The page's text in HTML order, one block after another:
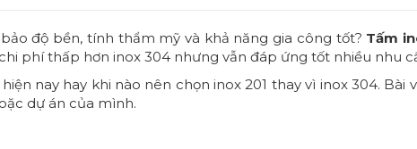
độ bền, tính thẩm mỹ và khả năng gia công tốt? Tấm
phí thấp hơn inox 304 nhưng vẫn đáp ứng tốt nhiều nhu
nay hay khi nào nên chọn inox 201 thay vì inox 304. Bài
dự án của mình.